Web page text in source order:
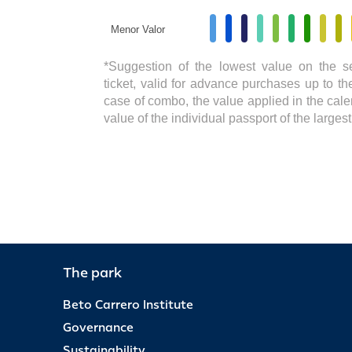
Menor Valor
*Suggestion of the lowest value on the
ticket, valid for advance purchases up to
case of combo, the value applied in the
value of the individual passport of the
The park
Beto Carrero Institute
Governance